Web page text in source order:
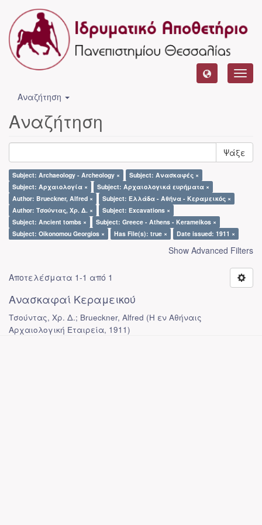
Αναζήτηση
Αναζήτηση
Ψάξε
Subject: Archaeology - Archeology ×
Subject: Ανασκαφές ×
Subject: Αρχαιολογία ×
Subject: Αρχαιολογικά ευρήματα ×
Author: Brueckner, Alfred ×
Subject: Ελλάδα - Αθήνα - Κεραμεικός ×
Author: Τσούντας, Χρ. Δ. ×
Subject: Excavations ×
Subject: Ancient tombs ×
Subject: Greece - Athens - Kerameikos ×
Subject: Oikonomou Georgios ×
Has File(s): true × Date issued: 1911 ×
Show Advanced Filters
Αποτελέσματα 1-1 από 1
Ανασκαφαί Κεραμεικού
Τσούντας, Χρ. Δ.; Brueckner, Alfred (Η εν Αθήναις
Αρχαιολογική Εταιρεία, 1911)